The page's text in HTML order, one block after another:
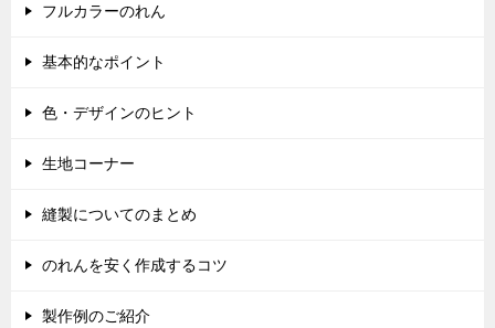
フルカラーのれん
基本的なポイント
色・デザインのヒント
生地コーナー
縫製についてのまとめ
のれんを安く作成するコツ
製作例のご紹介